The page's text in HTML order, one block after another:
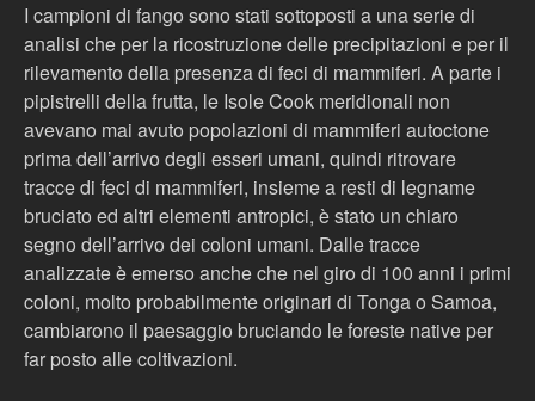
I campioni di fango sono stati sottoposti a una serie di
analisi che per la ricostruzione delle precipitazioni e per il
rilevamento della presenza di feci di mammiferi. A parte i
pipistrelli della frutta, le Isole Cook meridionali non
avevano mai avuto popolazioni di mammiferi autoctone
prima dell’arrivo degli esseri umani, quindi ritrovare
tracce di feci di mammiferi, insieme a resti di legname
bruciato ed altri elementi antropici, è stato un chiaro
segno dell’arrivo dei coloni umani. Dalle tracce
analizzate è emerso anche che nel giro di 100 anni i primi
coloni, molto probabilmente originari di Tonga o Samoa,
cambiarono il paesaggio bruciando le foreste native per
far posto alle coltivazioni.